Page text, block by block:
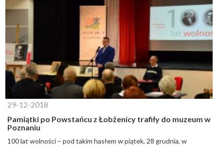
29-12-2018
Pamiątki po Powstańcu z Łobżenicy trafiły do muzeum w
Poznaniu
100 lat wolności – pod takim hasłem w piątek, 28 grudnia, w